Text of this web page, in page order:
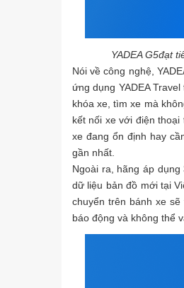
YADEA G5đạt
Nói về công nghệ,
ứng dụng YADEA
khóa xe, tìm xe mà
kết nối xe với điện
xe đang ổn định hay
gần nhất.
Ngoài ra, hãng áp
dữ liệu bản đồ mới tại
chuyển trên bánh xe
báo động và không thể